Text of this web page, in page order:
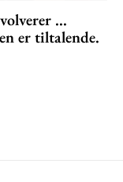
...
er tiltalende.